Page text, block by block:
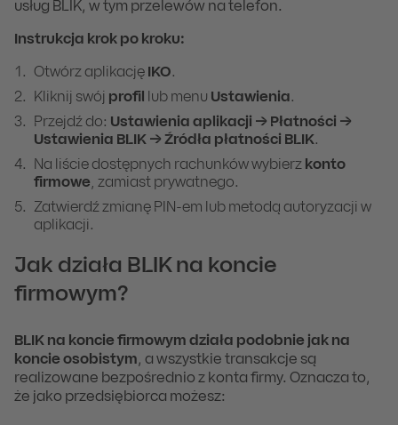
usług BLIK, w tym przelewów na telefon.
Instrukcja krok po kroku:
Otwórz aplikację IKO.
Kliknij swój
profil lub menu Ustawienia .
Przejdź do: Ustawienia aplikacji → Płatności →
Ustawienia BLIK → Ź ród ła płatności BLIK.
Na liście dostępnych rachunków wybierz konto
firmowe , zamiast prywatnego.
Zatwierdź zmianę PIN-em lub metodą autoryzacji w
aplikacji.
Jak działa BLIK na koncie
firmowym?
BLIK na koncie firmowym działa podobnie jak na
koncie osobistym , a wszystkie transakcje są
realizowane bezpośrednio z konta firmy. Oznacza to,
że jako przedsiębiorca możesz: